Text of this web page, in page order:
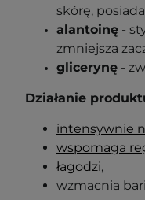
skórę,
alantoinę -
zmniejsza
glicerynę -
Działanie
intensywnie
wspomaga
łagodzi,
wzmacnia